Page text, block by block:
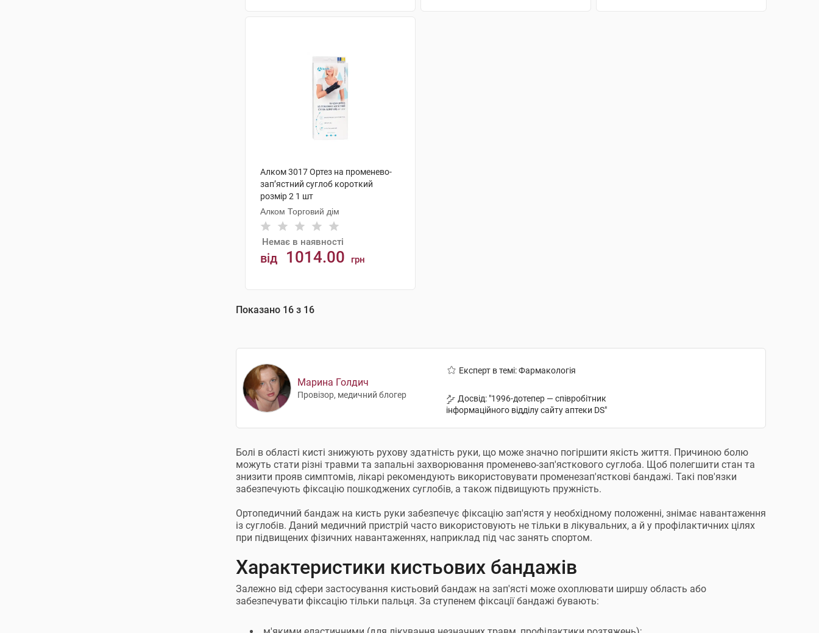
Алком 3017 Ортез на променево-
зап’ястний суглоб короткий
розмір 2 1 шт
Алком Торговий дім
Немає в наявності
від 1014.00 грн
АНАЛОГИ
Показано 16 з 16
Марина Голдич
Провізор, медичний блогер
Експерт в темі: Фармакологія
Досвід: "1996-дотепер — співробітник
інформаційного відділу сайту аптеки DS"
Болі в області кисті знижують рухову здатність руки, що може значно погіршити якість життя. Причиною болю
можуть стати різні травми та запальні захворювання променево-зап'ясткового суглоба. Щоб полегшити стан та
знизити прояв симптомів, лікарі рекомендують використовувати променезап'ясткові бандажі. Такі пов'язки
забезпечують фіксацію пошкоджених суглобів, а також підвищують пружність.
Ортопедичний бандаж на кисть руки забезпечує фіксацію зап'ястя у необхідному положенні, знімає навантаження
із суглобів. Даний медичний пристрій часто використовують не тільки в лікувальних, а й у профілактичних цілях
при підвищених фізичних навантаженнях, наприклад під час занять спортом.
Характеристики кистьових бандажів
Залежно від сфери застосування кистьовий бандаж на зап'ясті може охоплювати ширшу область або
забезпечувати фіксацію тільки пальця. За ступенем фіксації бандажі бувають: